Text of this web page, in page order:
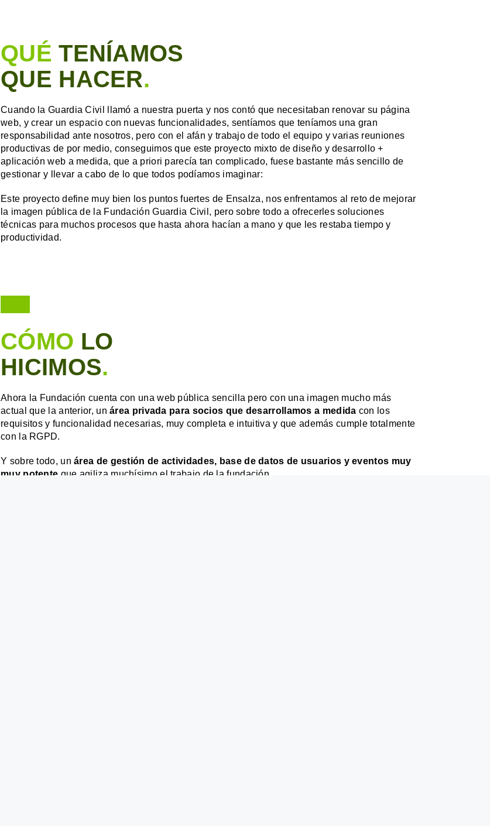
QUÉTENÍAMOS
QUE HACER.
Cuando la Guardia Civil llamó a nuestra puerta y nos contó que necesitaban renovar su página
web, y crear un espacio con nuevas funcionalidades, sentíamos que teníamos una gran
responsabilidad ante nosotros, pero con el afán y trabajo de todo el equipo y varias reuniones
productivas de por medio, conseguimos que este proyecto mixto de diseño y desarrollo +
aplicación web a medida, que a priori parecía tan complicado, fuese bastante más sencillo de
gestionar y llevar a cabo de lo que todos podíamos imaginar:
Este proyecto define muy bien los puntos fuertes de Ensalza, nos enfrentamos al reto de mejorar
la imagen pública de la Fundación Guardia Civil, pero sobre todo a ofrecerles soluciones
técnicas para muchos procesos que hasta ahora hacían a mano y que les restaba tiempo y
productividad.
CÓMO LO
HICIMOS.
Ahora la Fundación cuenta con una web pública sencilla pero con una imagen mucho más
actual que la anterior, un área privada para socios que desarrollamos a medida con los
requisitos y funcionalidad necesarias, muy completa e intuitiva y que además cumple totalmente
con la RGPD.
Y sobre todo, unárea de gestión de actividades, base de datos de usuarios y eventos muy
muy potente que agiliza muchísimo el trabajo de la fundación.